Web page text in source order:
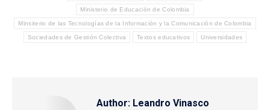
Ministerio de Educación de Colombia
Minsiterio de las Tecnologías de la Información y la Comunicación de Colombia
Sociedades de Gestión Colectiva Textos educativos Universidades
Author: Leandro Vinasco